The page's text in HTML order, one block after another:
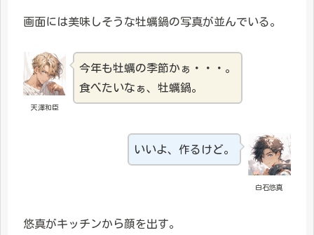
画面には美味しそうな牡蠣鍋の写真が並んでいる。
天澤和臣
今年も牡蠣の季節かぁ・・・。
食べたいなぁ、牡蠣鍋。
白石悠真
いいよ、作るけど。
悠真がキッチンから顔を出す。